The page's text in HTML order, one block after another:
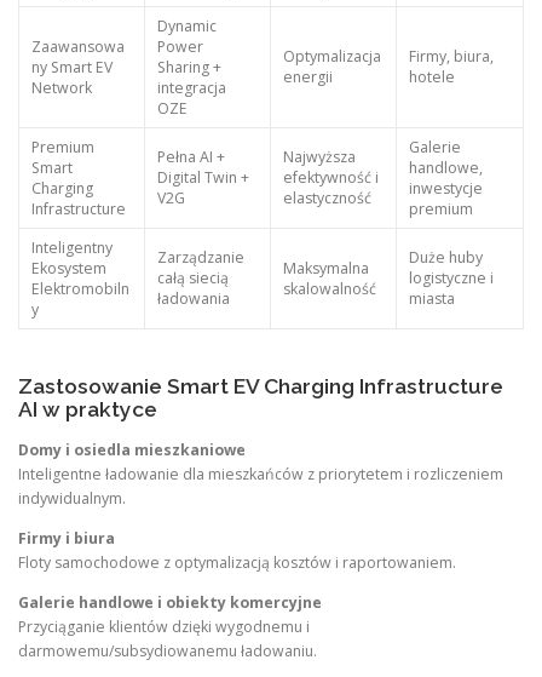
Zaawansowa
ny Smart EV
Network
Dynamic
Power
Sharing +
integracja
OZE
Optymalizacja
energii
Firmy, biura,
hotele
Premium
Smart
Charging
Infrastructure
Pełna AI +
Digital Twin +
V2G
Najwyższa
efektywność i
elastyczność
Galerie
handlowe,
inwestycje
premium
Inteligentny
Ekosystem
Elektromobiln
y
Zarządzanie
całą siecią
ładowania
Maksymalna
skalowalność
Duże huby
logistyczne i
miasta
Zastosowanie Smart EV Charging Infrastructure
AI w praktyce
Domy i osiedla mieszkaniowe
Inteligentne ładowanie dla mieszkańców z priorytetem i rozliczeniem
indywidualnym.
Firmy i biura
Floty samochodowe z optymalizacją kosztów i raportowaniem.
Galerie handlowe i obiekty komercyjne
Przyciąganie klientów dzięki wygodnemu i
darmowemu/subsydiowanemu ładowaniu.